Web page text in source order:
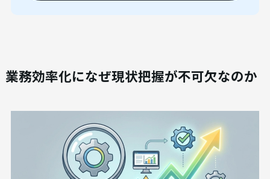
業務効率化になぜ現状把握が不可欠なのか